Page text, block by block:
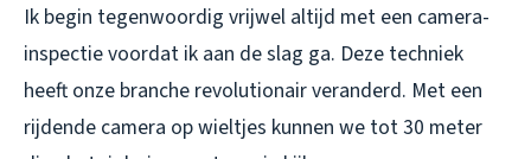
Ik begin tegenwoordig vrijwel altijd met een camera-
inspectie voordat ik aan de slag ga. Deze techniek
heeft onze branche revolutionair veranderd. Met een
rijdende camera op wieltjes kunnen we tot 30 meter